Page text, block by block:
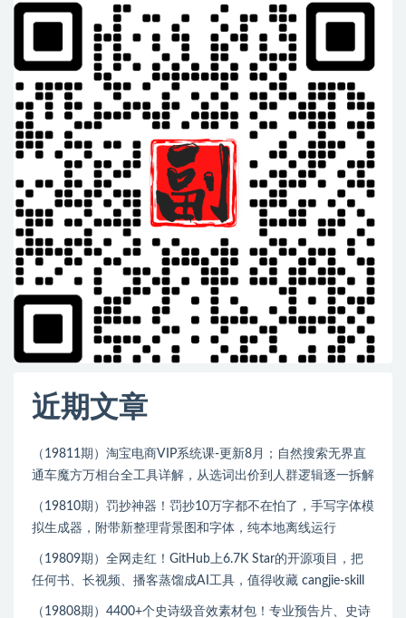
近期文章
（19811期）淘宝电商VIP系统课-更新8月；自然搜索无界直
通车魔方万相台全工具详解，从选词出价到人群逻辑逐一拆解
（19810期）罚抄神器！罚抄10万字都不在怕了，手写字体模
拟生成器，附带新整理背景图和字体，纯本地离线运行
（19809期）全网走红！GitHub上6.7K Star的开源项目，把
任何书、长视频、播客蒸馏成AI工具，值得收藏 cangjie-skill
（19808期）4400+个史诗级音效素材包！专业预告片、史诗